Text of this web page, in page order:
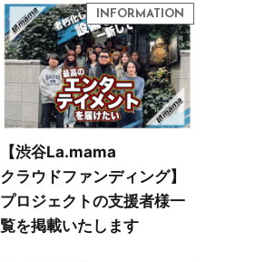
【渋谷La.mama
クラウドファンディング】
プロジェクトの支援者様一
覧を掲載いたします